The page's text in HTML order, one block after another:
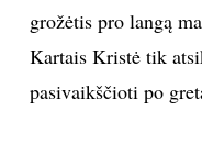
grožėtis pro langą
Kartais Kristė tik
pasivaikščioti po